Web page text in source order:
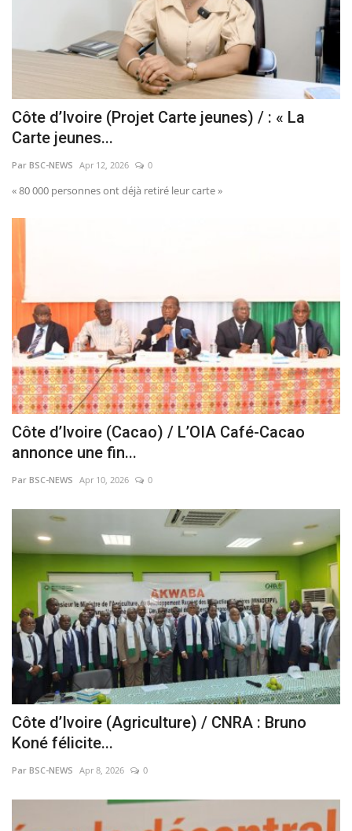
Côte d’Ivoire (Projet Carte jeunes) / : « La
Carte jeunes...
Par BSC-NEWS Apr 12, 2026 0
« 80 000 personnes ont déjà retiré leur carte »
Côte d’Ivoire (Cacao) / L’OIA Café-Cacao
annonce une fin...
Par BSC-NEWS Apr 10, 2026 0
Côte d’Ivoire (Agriculture) / CNRA : Bruno
Koné félicite...
Par BSC-NEWS Apr 8, 2026 0